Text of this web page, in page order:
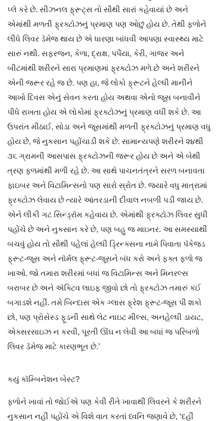
પ્લે કરે છે. સીઝનલ ફ્રૂટ્સ તો સૌથી સારાં કહેવાયાં છે અને
એમાંથી મળતી ફ્રક્ટોઝનું પ્રમાણ પણ ઓછું હોય છે. તેથી ફળોને
લીધે લિવર ડૅમેજ થાય છે એ ધારણા બાંધવી આપણા સ્વાસ્થ્ય માટે
સારું નથી. સફરજન, કેળા, દ્રાક્ષ, પપૈયા, કેરી, ગાજર અને
બીટમાંથી શરીરને સારા પ્રમાણમાં ફ્રક્ટોઝ મળે છે અને શરીરને
એની જરૂર રહે જ છે. પણ હા, જે લોકો ફ્રૂટને હેલ્ધી માનીને
આખો દિવસ એનું સેવન કરતા હોય અથવા એનો જૂસ બનાવીને
પીધે રાખતા હોય એ લોકોમાં ફ્રક્ટોઝનું પ્રમાણ વધી શકે છે. આ
ઉપરાંત મીઠાઈ, સોડા અને જૂસમાંથી મળતી ફ્રક્ટોઝનું પ્રમાણ વધુ
હોય છે, જે નુકસાન પહોંચાડી શકે છે. સામાન્યપણે શરીરને ૨૪થી
૩૬ ગ્રામની આસપાસ ફ્રક્ટોઝની જરૂર હોય છે અને એ બેથી
ત્રણ ફળમાંથી મળી રહે છે. આ સાથે પાચનતંત્રને સરળ બનાવતા
ફાઇબર અને વિટામિન્સનો પણ સારો સ્રોત છે. જ્યારે વધુ માત્રામાં
ફ્રક્ટોઝ લેવાય છે ત્યારે આંતરડાની દીવાલ નબળી પડી જાય છે.
એને લીકી ગટ સિન્ડ્રૉમ કહેવાય છે. એમાંથી ફ્રક્ટોઝ લિવર સુધી
પહોંચે છે અને નુકસાન કરે છે, પણ બહુ જ માઇનર. આ સમસ્યાથી
બચવું હોય તો સૌથી પહેલાં હેલ્ધી ડ્રિન્ક્સના નામે પિવાતા પૅકેજ્ડ
ફ્રૂટ-જૂસ અને નૉર્મલ ફ્રૂટ-જૂસને બંધ કરો અને ફક્ત ફળો જ
ખાઓ. જો તમારા શરીરમાં બધાં જ વિટામિન્સ અને મિનરલ્સ
બરાબર છે અને ઍક્ટિવ લાઇફ જીવો છો તો ફ્રક્ટોઝ તમારું કંઈ
બગાડશે નહીં. તમે બિન્દાસ એક ગ્લાસ ફ્રેશ ફ્રૂટ-જૂસ પી શકો
છો, પણ પ્રોસેસ્ડ ફૂડની સાથે લેટ નાઇટ મીલ્સ, અનહેલ્ધી ડાયટ,
એક્સરસાઇઝ ન કરવી, પૂરતી ઊંઘ ન લેવી આ બધાં જ પરિબળો
લિવર ડૅમેજ માટે કારણભૂત છે.’
કયું કૉમ્બિનેશન બેસ્ટ?
ફળોને ખાવાં તો જોઈએ પણ કેવી રીતે ખાવાથી લિવરને કે શરીરને
નુકસાન નહીં પહોંચે એ વિશે વાત કરતાં ધ્વનિ જણાવે છે, ‘દહીં